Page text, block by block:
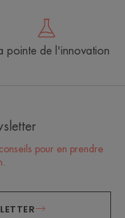
pointe de l'innovation
pour en prendre